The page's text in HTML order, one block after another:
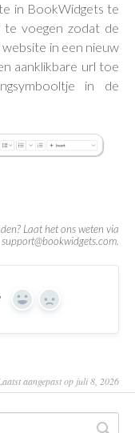
in BookWidgets te
voegen zodat de
in een nieuw
aanklikbare url toe
in de
Yes No
aangepast op juli 8, 2026